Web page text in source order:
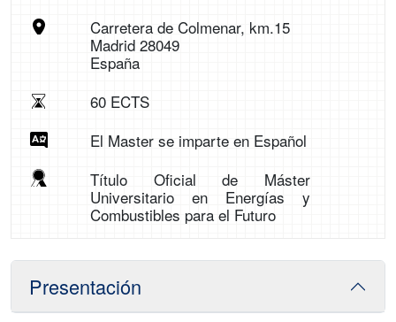
Carretera de Colmenar, km.15
Madrid 28049
España
60 ECTS
El Master se imparte en Español
Título Oficial de Máster
Universitario en Energías y
Combustibles para el Futuro
Presentación